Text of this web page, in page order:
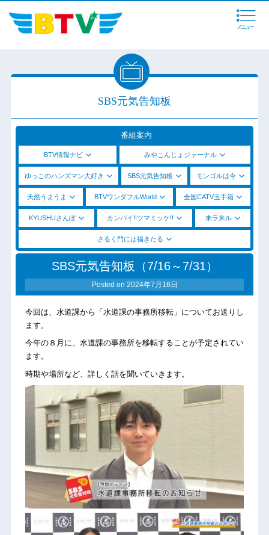
メニュー
SBS元気告知板
番組案内
BTV情報ナビ みやこんじょジャーナル
ゆっこのハンズマン大好き SBS元気告知板 モンゴルは今
天然うまうま BTVワンダフルWorld 全国CATV玉手箱
KYUSHUさんぽ カンパイ!!ツマミッケ!! 未ラ来ル
さるく門には福きたる
SBS元気告知板（7/16～7/31）
Posted on 2024年7月16日
今回は、水道課から「水道課の事務所移転」についてお送りし
ます。
今年の８月に、水道課の事務所を移転することが予定されてい
ます。
時期や場所など、詳しく話を聞いていきます。